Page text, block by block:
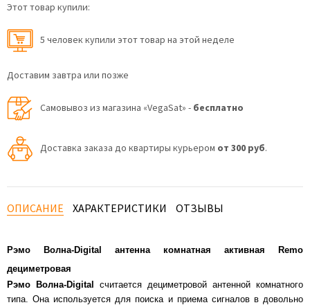
Этот товар купили:
5 человек купили этот товар на этой неделе
Доставим завтра или позже
Самовывоз из магазина «VegaSat» - бесплатно
Доставка заказа до квартиры курьером от 300 руб.
ОПИСАНИЕ ХАРАКТЕРИСТИКИ ОТЗЫВЫ
Рэмо Волна-Digital антенна комнатная активная Remo
дециметровая
Рэмо Волна-Digital
считается дециметровой антенной комнатного
типа. Она используется для поиска и приема сигналов в довольно